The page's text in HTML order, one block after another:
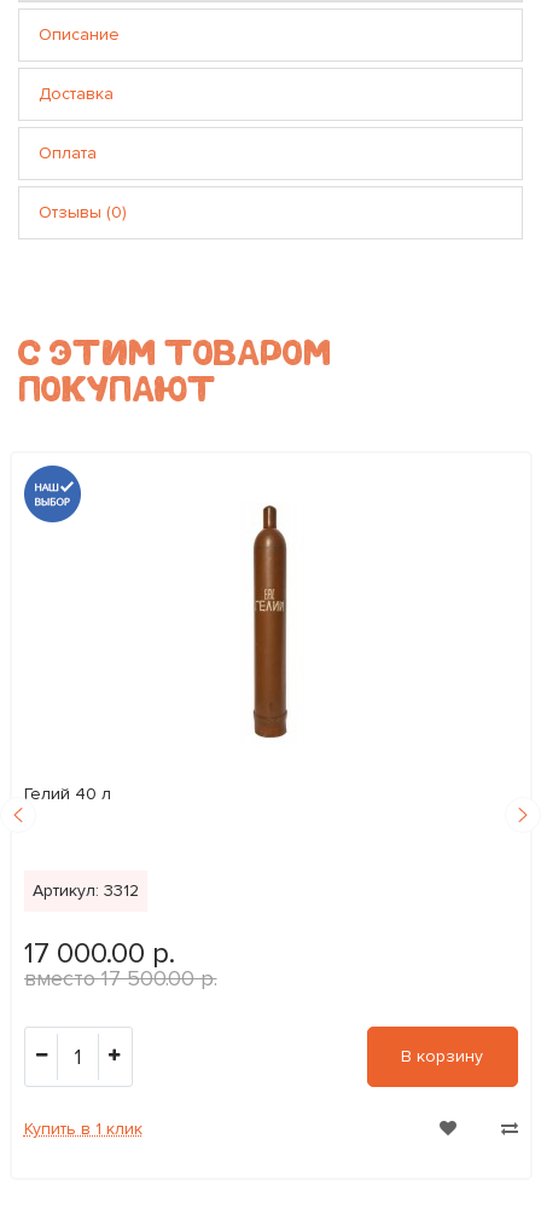
Описание
Доставка
Оплата
Отзывы (0)
С ЭТИМ ТОВАРОМ
ПОКУПАЮТ
Гелий 40 л
Артикул: 3312
17 000.00 р.
17 500.00 р.
1 В корзину
Купить в 1 клик